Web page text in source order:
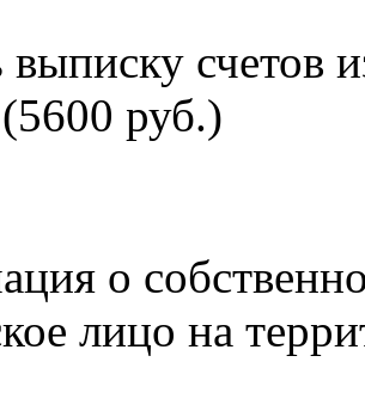
выписку счетов
руб.)
о
лицо на